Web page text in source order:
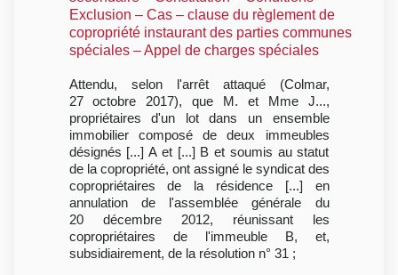
Exclusion – Cas – clause du règlement de
copropriété instaurant des parties communes
spéciales – Appel de charges spéciales
Attendu, selon l'arrêt attaqué (Colmar,
27 octobre 2017), que M. et Mme J...,
propriétaires d'un lot dans un ensemble
immobilier composé de deux immeubles
désignés [...] A et [...] B et soumis au statut
de la copropriété, ont assigné le syndicat des
copropriétaires de la résidence [...] en
annulation de l'assemblée générale du
20 décembre 2012, réunissant les
copropriétaires de l'immeuble B, et,
subsidiairement, de la résolution n° 31 ;